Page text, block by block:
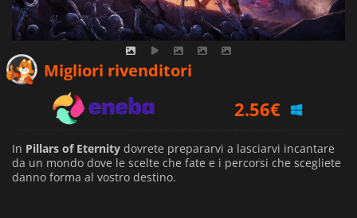
Migliori rivenditori
2.56€
3.39€
In Pillars of Eternity dovrete prepararvi a lasciarvi incantare
da un mondo dove le scelte che fate e i percorsi che scegliete
danno forma al vostro destino.